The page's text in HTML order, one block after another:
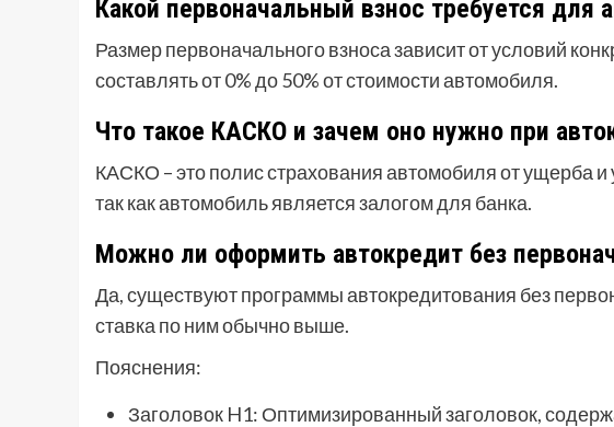
Какой первоначальный взнос требуется для
Размер первоначального взноса зависит от условий
составлять от 0% до 50% от стоимости автомобиля.
Что такое КАСКО и зачем оно нужно при
КАСКО – это полис страхования автомобиля от ущерба и
так как автомобиль является залогом для банка.
Можно ли оформить автокредит без
Да, существуют программы автокредитования без
ставка по ним обычно выше.
Пояснения:
Заголовок H1: Оптимизированный заголовок,